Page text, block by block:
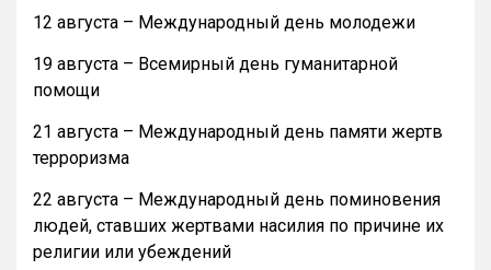
12 августа – Международный день молодежи
19 августа – Всемирный день гуманитарной
помощи
21 августа – Международный день памяти жертв
терроризма
22 августа – Международный день поминовения
людей, ставших жертвами насилия по причине их
религии или убеждений